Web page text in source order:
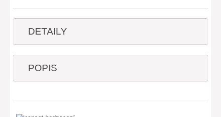
DETAILY
POPIS